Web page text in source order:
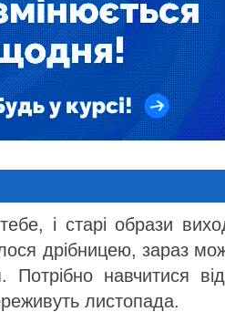
і старі образи
дрібницею, зараз
Потрібно навчитися
листопада.